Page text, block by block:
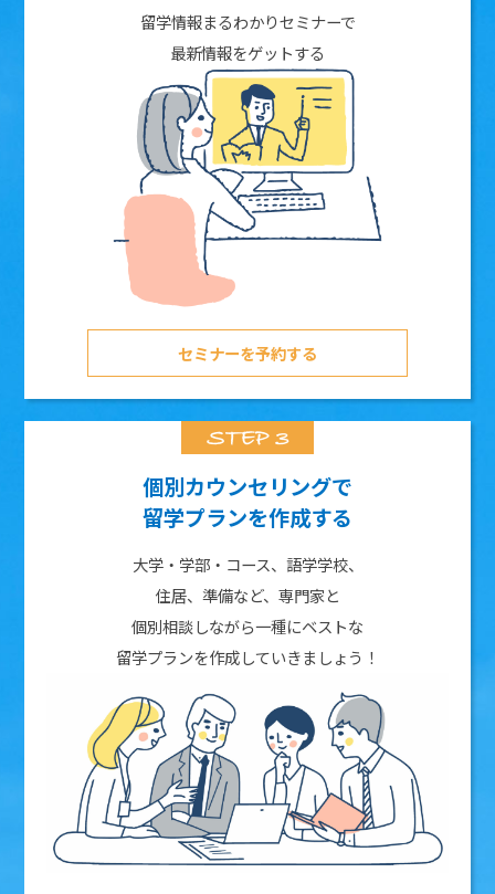
留学情報まるわかりセミナーで
最新情報をゲットする
セミナーを予約する
個別カウンセリングで
留学プランを作成する
大学・学部・コース、語学学校、
住居、準備など、専門家と
個別相談しながら一種にベストな
留学プランを作成していきましょう！